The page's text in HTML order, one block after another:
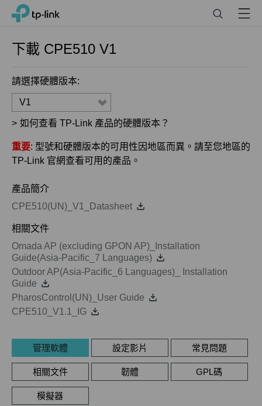
Click
navigation
TP-Link, Reliably Smart Menu
下載 CPE510 V1
請選擇硬體版本:
V1
> 如何查看 TP-Link 產品的硬體版本？
重要: 型號和硬體版本的可用性因地區而異。請至您地區的
TP-Link 官網查看可用的產品。
產品簡介
CPE510(UN)_V1_Datasheet
相關文件
Omada AP (excluding GPON AP)_Installation
Guide(Asia-Pacific_7 Languages)
Outdoor AP(Asia-Pacific_6 Languages)_ Installation
Guide
PharosControl(UN)_User Guide
CPE510_V1.1_IG
管理軟體 設定影片 常見問題
相關文件 韌體 GPL碼
模擬器